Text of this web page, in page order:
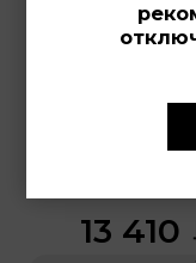
Женские часы,
13 410